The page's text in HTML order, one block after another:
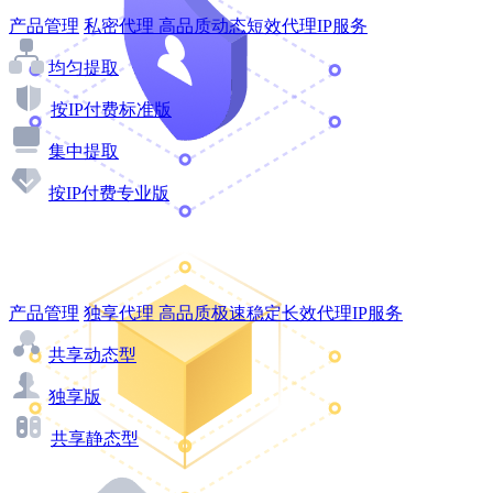
产品管理 私密代理 高品质动态短效代理IP服务
均匀提取
按IP付费标准版
集中提取
按IP付费专业版
产品管理 独享代理 高品质极速稳定长效代理IP服务
共享动态型
独享版
共享静态型